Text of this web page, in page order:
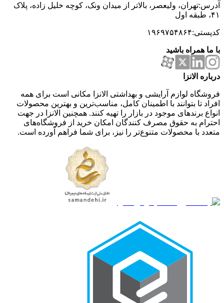
آدرس:تهران، ولیعصر، بالاتر از میدان ونک، کوچه خلیل زاده، پلاک
۴۱، طبقه اول
کدپستی:۱۹۶۹۷۵۴۸۶۴
با ما همراه باشید
درباره الانزا
فروشگاه لوازم آرایشی و بهداشتی الانزا مکانی است برای همه
افراد تا بتوانند با اطمینان کامل، مناسب‌ترین و بهترین محصولات
انواع برندهای موجود در بازار را تهیه کنند. همچنین الانزا در جهت
احترام به حقوق مصرف کنندگان امکان خرید از فروشگاه‌های
متعدد با محصولات متنوع‌تر را نیز، برای شما فراهم آورده است.